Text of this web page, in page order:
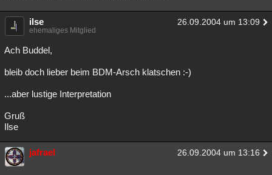
ilse 26.09.2004 um 13:09
ehemaliges Mitglied
Ach Buddel,
bleib doch lieber beim BDM-Arsch klatschen :-)
...aber lustige Interpretation
Gruß
Ilse
jafrael 26.09.2004 um 13:16